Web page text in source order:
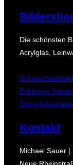
Die schönsten
Acrylglas,
Exklusive
Shop-
Kontakt
Michael Sauer |
Neue